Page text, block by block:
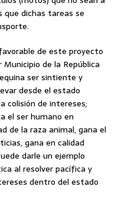
que dichas tareas se
de este proyecto
de la República
ser sintiente y
desde el estado
colisión de intereses;
el ser humano en
de la raza animal, gana el
gana en calidad
darle un ejemplo
al resolver pacífica y
dentro del estado